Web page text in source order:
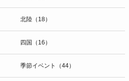
北陸（18）
四国（16）
季節イベント（44）